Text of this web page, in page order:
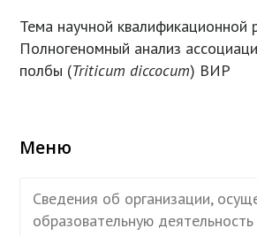
Тема научной квалификационной
Полногеномный анализ
полбы (Triticum diccocum) ВИР
Меню
Сведения об организации,
образовательную деятельность